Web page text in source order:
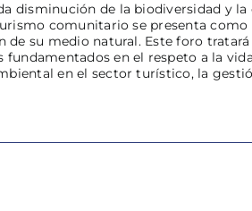
disminución de la biodiversidad y
comunitario se presenta
su medio natural. Este foro
en el respeto a la
en el sector turístico, la